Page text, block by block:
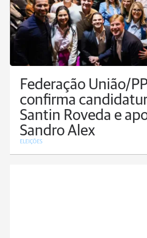
Federação União/
confirma
Santin Roveda e
Sandro Alex
ELEIÇÕES